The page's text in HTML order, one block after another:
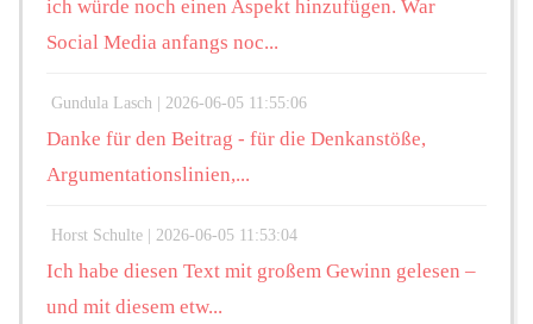
ich würde noch einen Aspekt hinzufügen. War
Social Media anfangs noc...
Gundula Lasch | 2026-06-05 11:55:06
Danke für den Beitrag - für die Denkanstöße,
Argumentationslinien,...
Horst Schulte | 2026-06-05 11:53:04
Ich habe diesen Text mit großem Gewinn gelesen –
und mit diesem etw...